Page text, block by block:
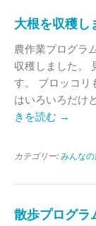
大根を収穫し
農作業プログラ
収穫しました。
す。 ブロッコリ
はいろいろだけ
きを読む →
カテゴリー: みんな
散歩プログラ